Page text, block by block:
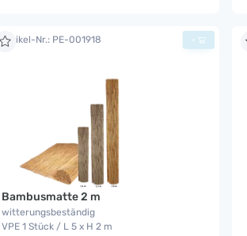
Artikel-Nr.: PE-001918
Bambusmatte 2 m
witterungsbeständig
VPE 1 Stück / L 5 x H 2 m
+